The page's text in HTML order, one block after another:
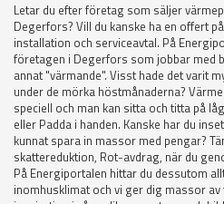
Letar du efter företag som säljer
Degerfors? Vill du kanske ha en offert
installation och serviceavtal. På
företagen i Degerfors som jobbar med
annat "värmande". Visst hade det varit
under de mörka höstmånaderna?
speciell och man kan sitta och titta på
eller Padda i handen. Kanske har du
kunnat spara in massor med pengar?
skattereduktion, Rot-avdrag, när du
På Energiportalen hittar du dessutom
inomhusklimat och vi ger dig massor